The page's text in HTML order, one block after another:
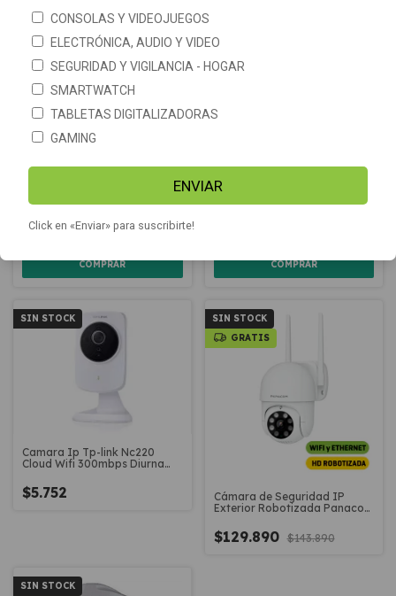
GRATIS
Full HD TP-LINK TAPO C100
$52.790
Cámara de Seguridad IP Wifi
SIN STOCK
Camara Ip Tp-link Nc220
Cloud Wifi 300mbps Diurna
$5.752
SIN STOCK
GRATIS
Cámara de Seguridad IP
Exterior Robotizada Panacom
$129.890 $143.890
SIN STOCK
CONSOLAS Y VIDEOJUEGOS
ELECTRÓNICA, AUDIO Y VIDEO
SEGURIDAD Y VIGILANCIA - HOGAR
SMARTWATCH
TABLETAS DIGITALIZADORAS
GAMING
ENVIAR
Click en «Enviar» para suscribirte!